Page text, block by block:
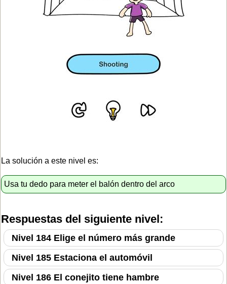
La solución a este nivel es:
Usa tu dedo para meter el balón dentro del arco
Respuestas del siguiente nivel:
Nivel 184 Elige el número más grande
Nivel 185 Estaciona el automóvil
Nivel 186 El conejito tiene hambre